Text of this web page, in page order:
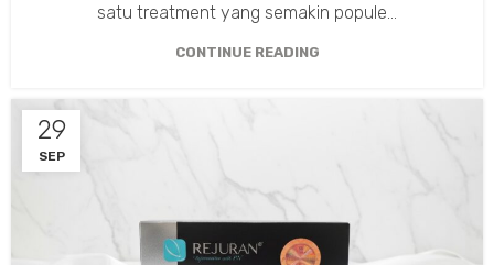
satu treatment yang semakin popule...
CONTINUE READING
29
SEP